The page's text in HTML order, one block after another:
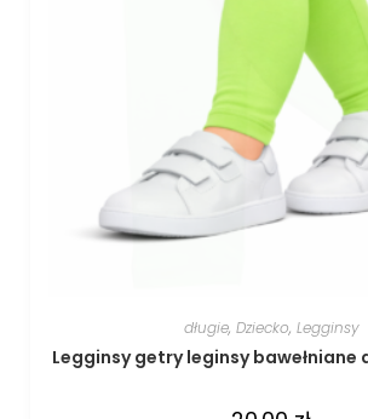
długie, Dziecko, Legginsy
Legginsy getry leginsy bawełniane